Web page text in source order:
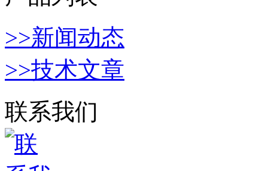
>>新闻动态
>>技术文章
联系我们